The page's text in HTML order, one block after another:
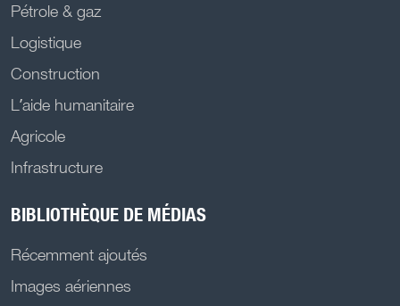
Pétrole & gaz
Logistique
Construction
L’aide humanitaire
Agricole
Infrastructure
BIBLIOTHÈQUE DE MÉDIAS
Récemment ajoutés
Images aériennes